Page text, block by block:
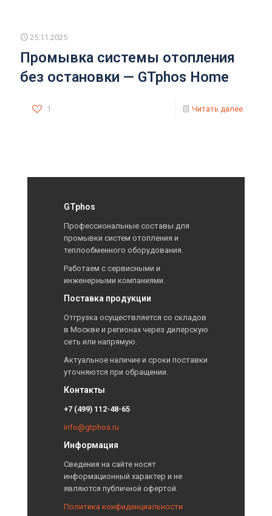
25.11.2025
Промывка системы отопления
без остановки — GTphos Home
1 Читать далее
GTphos
Профессиональные составы для
промывки систем отопления и
теплообменного оборудования.
Работаем с сервисными и
инженерными компаниями.
Поставка продукции
Отгрузка осуществляется со складов
в Москве и регионах через дилерскую
сеть или напрямую.
Актуальное наличие и сроки поставки
уточняются при обращении.
Контакты
+7 (499) 112-48-65
info@gtphos.ru
Информация
Сведения на сайте носят
информационный характер и не
являются публичной офертой.
Политика конфиденциальности